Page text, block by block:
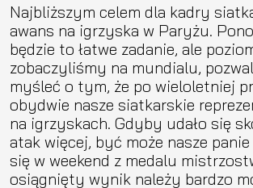
Najbliższym celem dla kadry
awans na igrzyska w Paryżu.
będzie to łatwe zadanie, ale
zobaczyliśmy na mundialu,
myśleć o tym, że po wieloletniej
obydwie nasze siatkarskie
na igrzyskach. Gdyby udało się
atak więcej, być może nasze
się w weekend z medalu
osiągnięty wynik należy bardzo